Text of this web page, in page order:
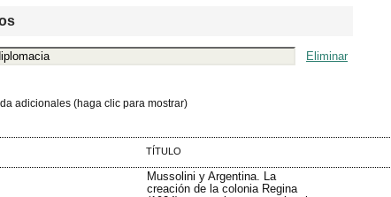
Eliminar
adicionales (haga clic para mostrar)
TÍTULO
Mussolini y Argentina. La
creación de la colonia Regina